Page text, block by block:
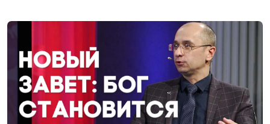
Алексей Дедов,
священнослужитель
Зачем молиться?
(весна)
Алексей Дедов,
священнослужитель
Ставьте перед собой
Алексей Дедов,
#268